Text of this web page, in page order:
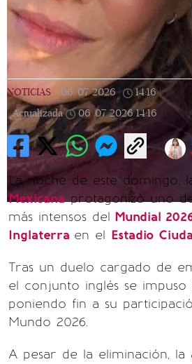
NOTICIAS 06/07/2026 | 14:16 |
Actualizada
06/07/2026 14:16
La noche de este domingo,
Mexicanaprotagonizó uno
más intensos del Mundial
Inglaterra en el Estadio
Tras un duelo cargado de
el conjunto inglés se
poniendo fin a su
Mundo 2026.
A pesar de la eliminación, la